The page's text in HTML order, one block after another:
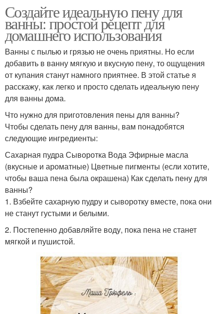
Создайте идеальную пену для
ванны: простой рецепт для
домашнего использования
Ванны с пылью и грязью не очень приятны. Но если
добавить в ванну мягкую и вкусную пену, то ощущения
от купания станут намного приятнее. В этой статье я
расскажу, как легко и просто сделать идеальную пену
для ванны дома.
Что нужно для приготовления пены для ванны?
Чтобы сделать пену для ванны, вам понадобятся
следующие ингредиенты:
Сахарная пудра Сыворотка Вода Эфирные масла
(вкусные и ароматные) Цветные пигменты (если хотите,
чтобы ваша пена была окрашена) Как сделать пену для
ванны?
1. Взбейте сахарную пудру и сыворотку вместе, пока они
не станут густыми и белыми.
2. Постепенно добавляйте воду, пока пена не станет
мягкой и пушистой.